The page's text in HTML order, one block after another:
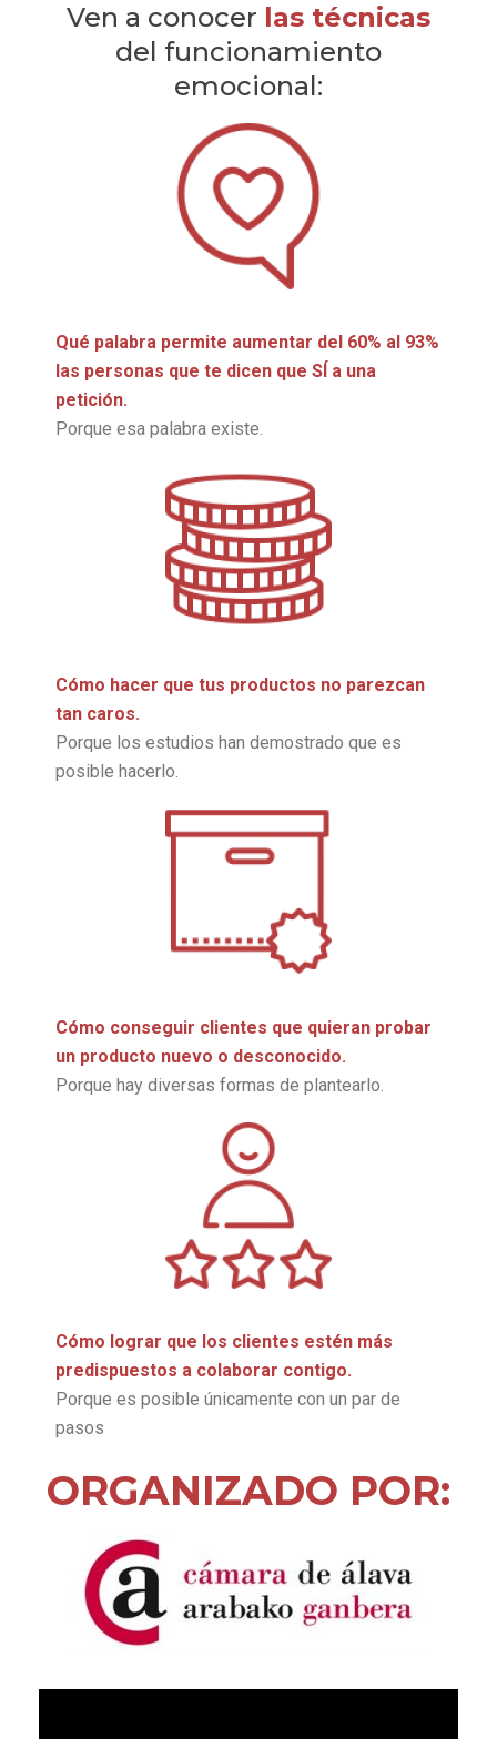
Ven a conocer las técnicas
del funcionamiento
emocional:
Qué palabra permite aumentar del 60% al 93%
las personas que te dicen que SÍ a una
petición.
Porque esa palabra existe.
Cómo hacer que tus productos no parezcan
tan caros.
Porque los estudios han demostrado que es
posible hacerlo.
Cómo conseguir clientes que quieran probar
un producto nuevo o desconocido.
Porque hay diversas formas de plantearlo.
Cómo lograr que los clientes estén más
predispuestos a colaborar contigo.
Porque es posible únicamente con un par de
pasos
ORGANIZADO POR: